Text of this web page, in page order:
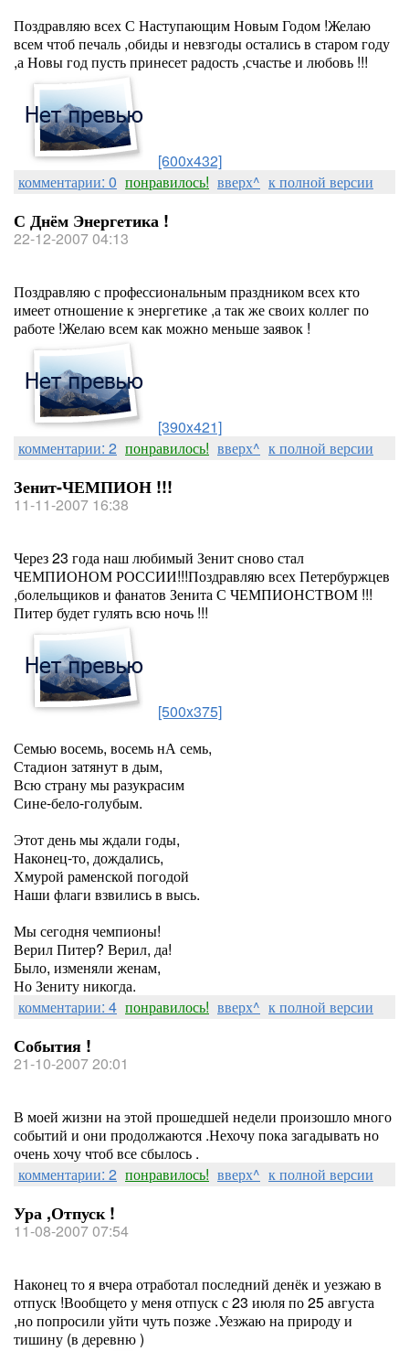
Поздравляю всех С Наступающим Новым Годом !Желаю
всем чтоб печаль ,обиды и невзгоды остались в старом году
,а Новы год пусть принесет радость ,счастье и любовь !!!
[600x432]
комментарии: 0 понравилось! вверх^ к полной версии
С Днём Энергетика !
22-12-2007 04:13
Поздравляю с профессиональным праздником всех кто
имеет отношение к энергетике ,а так же своих коллег по
работе !Желаю всем как можно меньше заявок !
[390x421]
комментарии: 2 понравилось! вверх^ к полной версии
Зенит-ЧЕМПИОН !!!
11-11-2007 16:38
Через 23 года наш любимый Зенит сново стал
ЧЕМПИОНОМ РОССИИ!!!Поздравляю всех Петербуржцев
,болельщиков и фанатов Зенита С ЧЕМПИОНСТВОМ !!!
Питер будет гулять всю ночь !!!
[500x375]
Семью восемь, восемь нА семь,
Стадион затянут в дым,
Всю страну мы разукрасим
Сине-бело-голубым.
Этот день мы ждали годы,
Наконец-то, дождались,
Хмурой раменской погодой
Наши флаги взвились в высь.
Мы сегодня чемпионы!
Верил Питер? Верил, да!
Было, изменяли женам,
Но Зениту никогда.
комментарии: 4 понравилось! вверх^ к полной версии
События !
21-10-2007 20:01
В моей жизни на этой прошедшей недели произошло много
событий и они продолжаются .Нехочу пока загадывать но
очень хочу чтоб все сбылось .
комментарии: 2 понравилось! вверх^ к полной версии
Ура ,Отпуск !
11-08-2007 07:54
Наконец то я вчера отработал последний денёк и уезжаю в
отпуск !Вообщето у меня отпуск с 23 июля по 25 августа
,но попросили уйти чуть позже .Уезжаю на природу и
тишину (в деревню )